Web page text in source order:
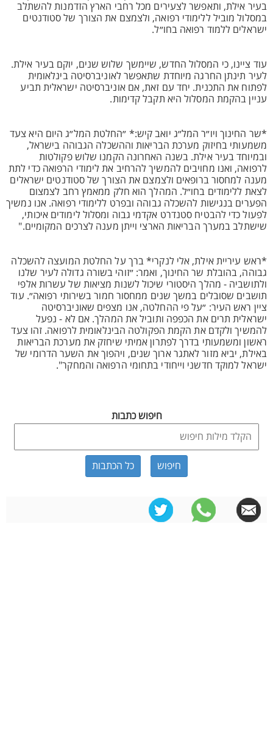
בעיר אילת, ותאפשר לצעירים מכל רחבי הארץ הזדמנות להשתלב
במסלול מוביל ללימודי רפואה, ולצמצם את הצורך של סטודנטים
ישראלים ללמוד רפואה בחו״ל.
עוד ציינו, כי המסלול החדש, שיימשך שלוש שנים, יוקם בעיר אילת.
לעיר תינתן החרגה מיוחדת שתאפשר לאוניברסיטה בינלאומית
לפתוח את התכנית. יחד עם זאת, אם אוניברסיטה ישראלית תביע
עניין בהקמת המסלול היא תקבל קדימות.
*שר החינוך ויו״ר המל״ג יואב קיש:* ״החלטת המל״ג היום היא צעד
משמעותי בחיזוק מערכת הבריאות וההשכלה הגבוהה בישראל,
ובמיוחד בעיר אילת. בשנה האחרונה הקמנו שלוש פקולטות
לרפואה, ואנו מחויבים להמשיך להרחיב את לימודי הרפואה כדי לתת
מענה למחסור ברופאים ולצמצם את הצורך של סטודנטים ישראלים
לצאת ללימודים בחו״ל. המהלך הוא חלק ממאמץ רחב לצמצום
הפערים בנגישות להשכלה גבוהה ובפרט ללימודי רפואה. אנו נמשיך
לפעול כדי להבטיח סטנדרט אקדמי גבוה ומסלול לימודים איכותי,
שישתלב במערך הבריאות הארצי וייתן מענה לצרכים המקומיים."
*ראש עיריית אילת, אלי לנקרי* ברך על החלטת המועצה להשכלה
גבוהה, בהובלת שר החינוך, ואמר: ״זוהי בשורה גדולה לעיר שלנו
ולתושביה - מהלך היסטורי שיכול לשנות מציאות של עשרות אלפי
תושבים שסובלים במשך שנים ממחסור חמור בשירותי רפואה״. עוד
ציין ראש העיר: ״על פי ההחלטה, אנו מצפים שאוניברסיטה
ישראלית תרים את הכפפה ותוביל את המהלך. אם לא - נפעל
להמשיך ולקדם את הקמת הפקולטה הבינלאומית לרפואה. זהו צעד
ראשון ומשמעותי בדרך לפתרון אמיתי שיחזק את מערכת הבריאות
באילת, יביא מזור לאתגר ארוך שנים, ויהפוך את השער הדרומי של
ישראל למוקד חדשני וייחודי בתחומי הרפואה והמחקר".
חיפוש כתבות
כל הכתבות